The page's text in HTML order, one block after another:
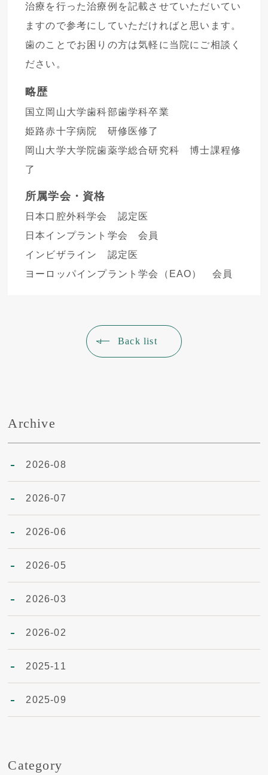
治療を行った治療例を記載させていただいてい
ますので参考にしていただければと思います。
歯のことでお困りの方は気軽に当院にご相談く
ださい。
略歴
国立岡山大学歯科部歯学科卒業
姫路赤十字病院 研修医修了
岡山大学大学院歯薬学総合研究科 博士課程修
了
所属学会・資格
日本口腔外科学会 認定医
日本インプラント学会 会員
インビザライン 認定医
ヨーロッパインプラント学会（EAO） 会員
Back list
Archive
2026-08
2026-07
2026-06
2026-05
2026-03
2026-02
2025-11
2025-09
Category